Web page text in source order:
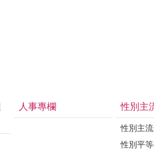
人事專欄 性別主
性別主
性別平等